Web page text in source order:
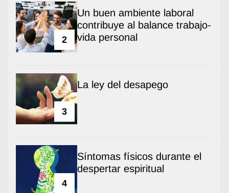
2
Un buen ambiente laboral
contribuye al balance trabajo-
vida personal
3
La ley del desapego
4
Síntomas físicos durante el
despertar espiritual